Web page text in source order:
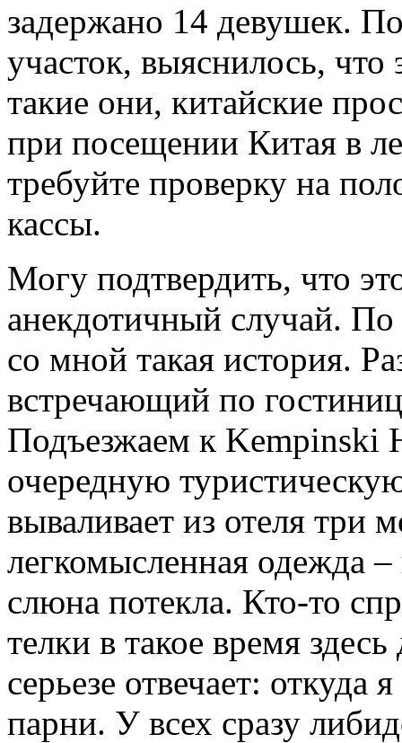
задержано 14 девушек.
участок, выяснилось,
такие они, китайские
при посещении Китая в
требуйте проверку на
кассы.
Могу подтвердить, что
анекдотичный случай.
со мной такая история.
встречающий по
Подъезжаем к Kempinski
очередную
вываливает из отеля три
легкомысленная одежда
слюна потекла. Кто-то
телки в такое время
серьезе отвечает:
парни. У всех сразу